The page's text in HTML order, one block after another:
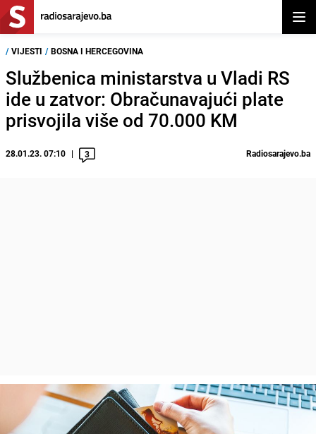
/ VIJESTI / BOSNA I HERCEGOVINA
Službenica ministarstva u Vladi RS
ide u zatvor: Obračunavajući plate
prisvojila više od 70.000 KM
28.01.23. 07:10 3 Radiosarajevo.ba